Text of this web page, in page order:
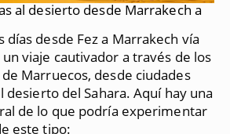
al desierto desde Marrakech a
desde Fez a Marrakech vía
viaje cautivador a través de los
Marruecos, desde ciudades
desierto del Sahara. Aquí hay una
de lo que podría experimentar
este tipo: